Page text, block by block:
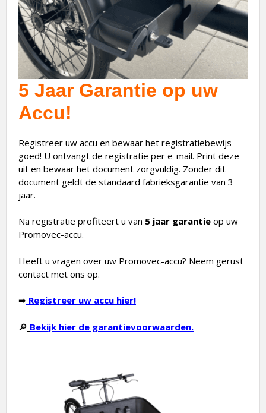
5 Jaar Garantie op uw
Accu!
Registreer uw accu en bewaar het registratiebewijs
goed! U ontvangt de registratie per e-mail. Print deze
uit en bewaar het document zorgvuldig. Zonder dit
document geldt de standaard fabrieksgarantie van 3
jaar.
Na registratie profiteert u van 5 jaar garantie op uw
Promovec-accu.
Heeft u vragen over uw Promovec-accu? Neem gerust
contact met ons op.
➡ Registreer uw accu hier!
🔎 Bekijk hier de garantievoorwaarden.